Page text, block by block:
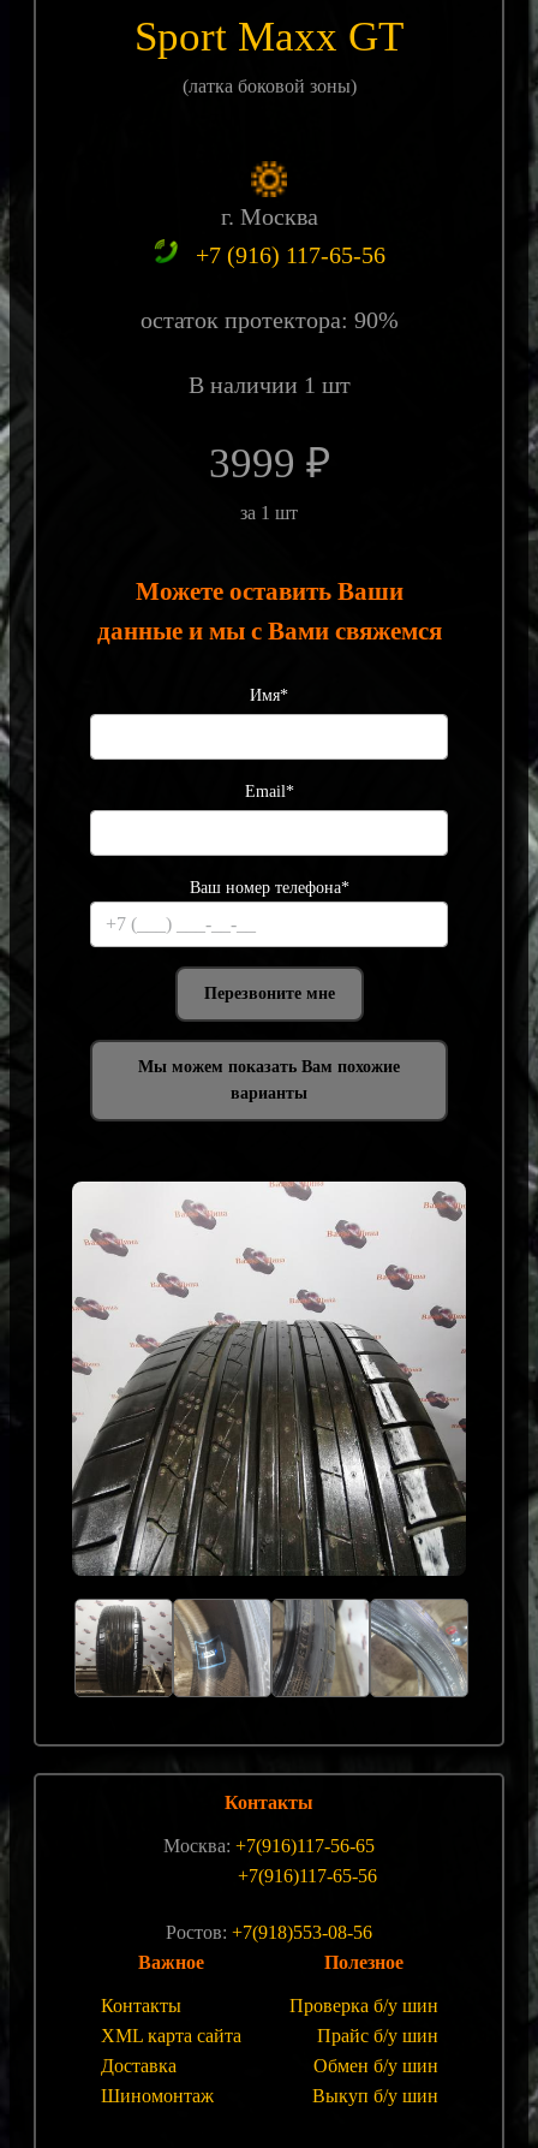
Sport Maxx GT
(латка боковой зоны)
г. Москва
+7 (916) 117-65-56
остаток протектора: 90%
В наличии 1 шт
3999 ₽
за 1 шт
Можете оставить Ваши
данные и мы с Вами свяжемся
Имя*
Email*
Ваш номер телефона*
Мы можем показать Вам похожие
варианты
Контакты
Москва: +7(916)117-56-65
+7(916)117-65-56
Ростов: +7(918)553-08-56
Важное
Контакты
XML карта сайта
Доставка
Шиномонтаж
Полезное
Проверка б/у шин
Прайс б/у шин
Обмен б/у шин
Выкуп б/у шин